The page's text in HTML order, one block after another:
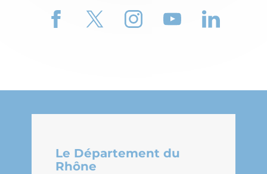
Le Département du
Rhône